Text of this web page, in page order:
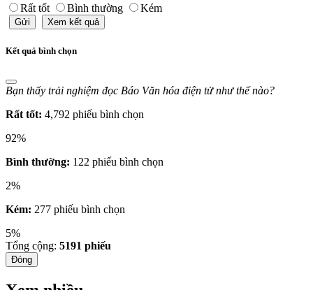
Rất tốt Bình thường Kém
Gửi Xem kết quả
Kết quả bình chọn
Bạn thấy trải nghiệm đọc Báo Văn hóa điện tử như thế nào?
Rất tốt: 4,792 phiếu bình chọn
92%
Bình thường: 122 phiếu bình chọn
2%
Kém: 277 phiếu bình chọn
5%
Tổng cộng: 5191 phiếu
Đóng